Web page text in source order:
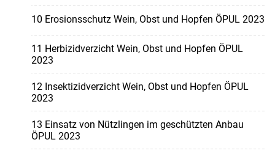
10 Erosionsschutz Wein, Obst und Hopfen ÖPUL 2023
11 Herbizidverzicht Wein, Obst und Hopfen ÖPUL
2023
12 Insektizidverzicht Wein, Obst und Hopfen ÖPUL
2023
13 Einsatz von Nützlingen im geschützten Anbau
ÖPUL 2023